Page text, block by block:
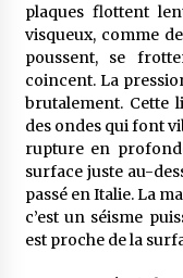
plaques flottent
visqueux, comme
poussent, se
coincent. La
brutalement. Cette
des ondes qui font
rupture en
surface juste au-
passé en Italie. La
c’est un séisme
est proche de la